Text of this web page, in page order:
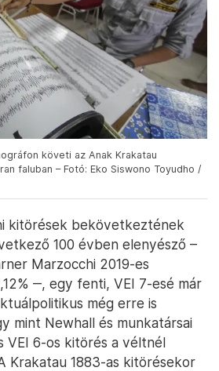
követi az Anak Krakatau
faluban – Fotó: Eko Siswono Toyudho /
kitörések bekövetkeztének
100 évben elenyésző –
Marzocchi 2019-es
‒, egy fenti, VEI 7-esé már
még erre is
mint Newhall és munkatársai
VEI 6-os kitörés a véltnél
Krakatau 1883-as kitörésekor